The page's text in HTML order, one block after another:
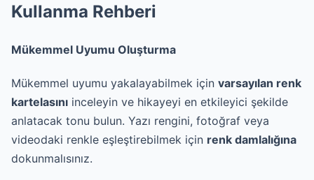
Kullanma Rehberi
Mükemmel Uyumu Oluşturma
Mükemmel uyumu yakalayabilmek için varsayılan renk
kartelasını inceleyin ve hikayeyi en etkileyici şekilde
anlatacak tonu bulun. Yazı rengini, fotoğraf veya
videodaki renkle eşleştirebilmek için renk damlalığına
dokunmalısınız.